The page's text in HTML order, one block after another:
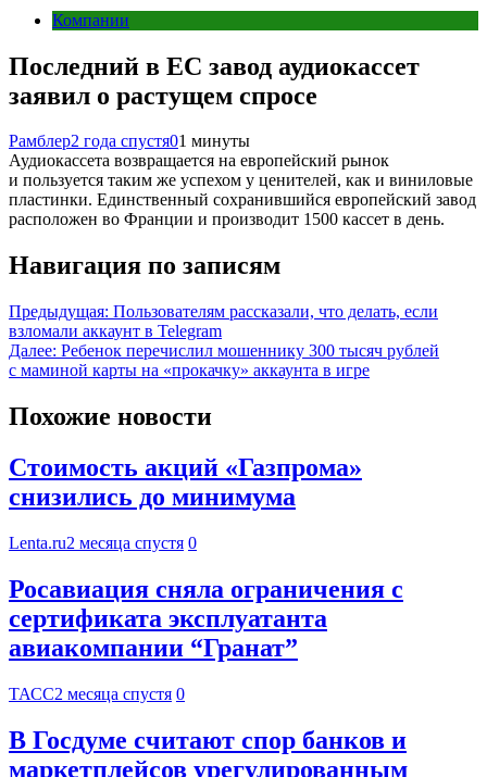
Компании
Последний в ЕС завод аудиокассет
заявил о растущем спросе
Рамблер2 года спустя01 минуты
Аудиокассета возвращается на европейский рынок
и пользуется таким же успехом у ценителей, как и виниловые
пластинки. Единственный сохранившийся европейский завод
расположен во Франции и производит 1500 кассет в день.
Навигация по записям
Предыдущая: Пользователям рассказали, что делать, если
взломали аккаунт в Telegram
Далее: Ребенок перечислил мошеннику 300 тысяч рублей
с маминой карты на «прокачку» аккаунта в игре
Похожие новости
Стоимость акций «Газпрома»
снизились до минимума
Lenta.ru2 месяца спустя 0
Росавиация сняла ограничения с
сертификата эксплуатанта
авиакомпании “Гранат”
ТАСС2 месяца спустя 0
В Госдуме считают спор банков и
маркетплейсов урегулированным